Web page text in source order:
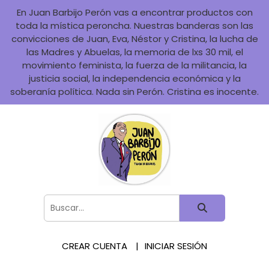
En Juan Barbijo Perón vas a encontrar productos con
toda la mística peroncha. Nuestras banderas son las
convicciones de Juan, Eva, Néstor y Cristina, la lucha de
las Madres y Abuelas, la memoria de lxs 30 mil, el
movimiento feminista, la fuerza de la militancia, la
justicia social, la independencia económica y la
soberanía política. Nada sin Perón. Cristina es inocente.
CREAR CUENTA INICIAR SESIÓN